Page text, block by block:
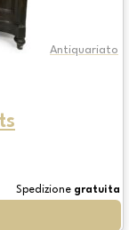
Antiquariato
Spedizione gratuita